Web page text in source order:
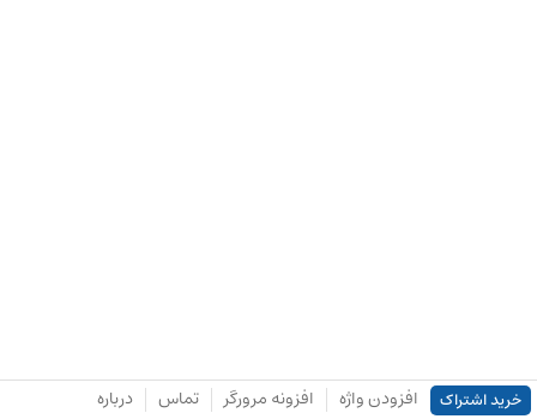
خرید اشتراک افزودن واژه افزونه مرورگر تماس درباره